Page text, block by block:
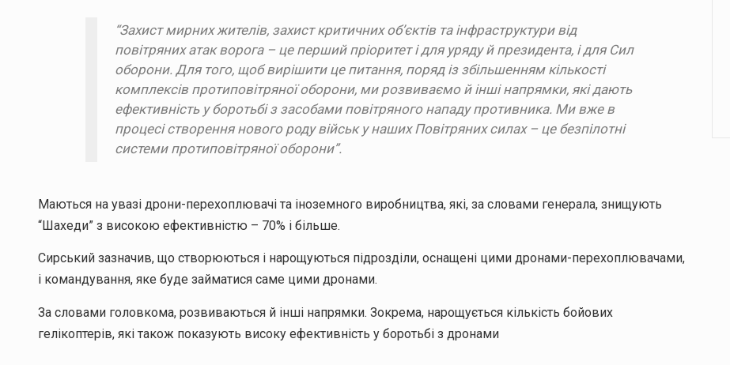
“Захист мирних жителів, захист критичних об’єктів та інфраструктури від
повітряних атак ворога – це перший пріоритет і для уряду й президента, і для Сил
оборони. Для того, щоб вирішити це питання, поряд із збільшенням кількості
комплексів протиповітряної оборони, ми розвиваємо й інші напрямки, які дають
ефективність у боротьбі з засобами повітряного нападу противника. Ми вже в
процесі створення нового роду військ у наших Повітряних силах – це безпілотні
системи протиповітряної оборони”.
Маються на увазі дрони-перехоплювачі та іноземного виробництва, які, за словами генерала, знищують
“Шахеди” з високою ефективністю – 70% і більше.
Сирський зазначив, що створюються і нарощуються підрозділи, оснащені цими дронами-перехоплювачами,
і командування, яке буде займатися саме цими дронами.
За словами головкома, розвиваються й інші напрямки. Зокрема, нарощується кількість бойових
гелікоптерів, які також показують високу ефективність у боротьбі з дронами